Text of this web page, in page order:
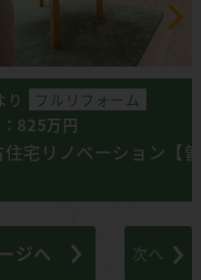
ン【曽野町花ノ
ジへ 次へ